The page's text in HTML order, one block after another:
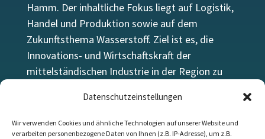
Datenschutzeinstellungen
Wir verwenden Cookies und ähnliche Technologien auf unserer Website und
verarbeiten personenbezogene Daten von Ihnen (z.B. IP-Adresse), um z.B.
Hamm. Der inhaltliche Fokus liegt auf Logistik,
Handel und Produktion sowie auf dem
Zukunftsthema Wasserstoff. Ziel ist es, die
Innovations- und Wirtschaftskraft der
mittelständischen Industrie in der Region zu